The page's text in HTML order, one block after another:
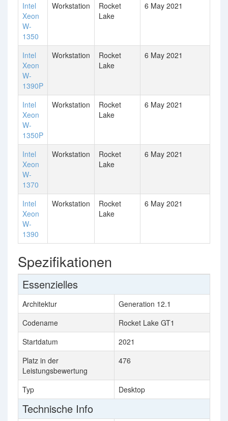
Intel
Xeon
W-
1350
Workstation
Rocket
Lake
6 May 2021
Intel
Xeon
W-
1390P
Workstation
Rocket
Lake
6 May 2021
Intel
Xeon
W-
1350P
Workstation
Rocket
Lake
6 May 2021
Intel
Xeon
W-
1370
Workstation
Rocket
Lake
6 May 2021
Intel
Xeon
W-
1390
Workstation
Rocket
Lake
6 May 2021
Spezifikationen
Essenzielles
Architektur
Generation 12.1
Codename
Rocket Lake GT1
Startdatum
2021
Platz in der
Leistungsbewertung
476
Typ Desktop
Technische Info